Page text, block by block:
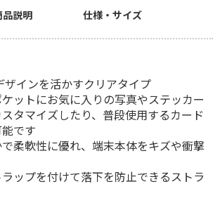
品説明 仕様・サイズ
インを活かすクリアタイプ
ットにお気に入りの写真やステッカー
タマイズしたり、普段使用するカード
です
柔軟性に優れ、端末本体をキズや衝撃
ップを付けて落下を防止できるストラ